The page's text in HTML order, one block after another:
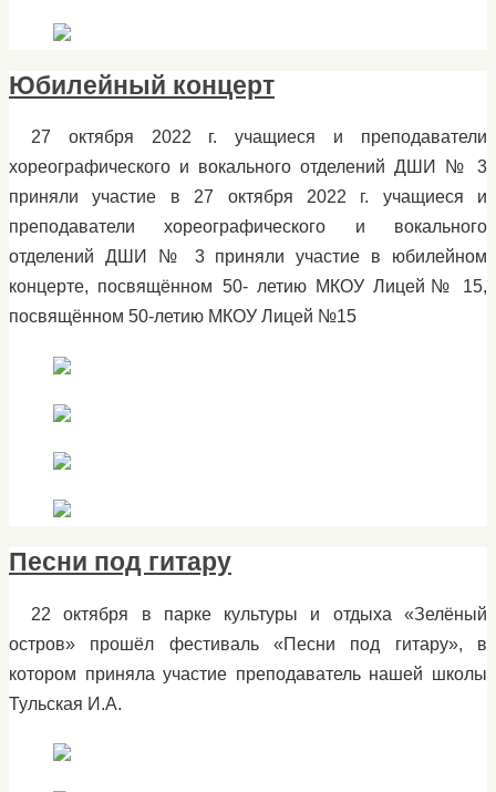
Юбилейный концерт
27 октября 2022 г. учащиеся и преподаватели
хореографического и вокального отделений ДШИ № 3
приняли участие в 27 октября 2022 г. учащиеся и
преподаватели хореографического и вокального
отделений ДШИ № 3 приняли участие в юбилейном
концерте, посвящённом 50- летию МКОУ Лицей№ 15,
посвящённом 50-летию МКОУ Лицей №15
Песни под гитару
22 октября в парке культуры и отдыха «Зелёный
остров» прошёл фестиваль «Песни под гитару», в
котором приняла участие преподаватель нашей школы
Тульская И.А.